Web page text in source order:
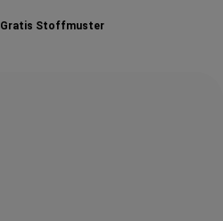
Gratis Stoffmuster